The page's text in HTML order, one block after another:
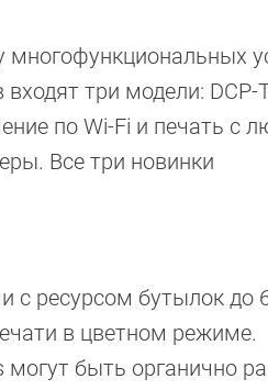
три модели: DCP-
по Wi-Fi и печать с
Все три новинки
с ресурсом бутылок до
в цветном режиме.
могут быть органично